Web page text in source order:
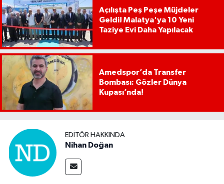
Açılışta Peş Peşe Müjdeler
Geldi! Malatya'ya 10 Yeni
Taziye Evi Daha Yapılacak
Amedspor’da Transfer
Bombası: Gözler Dünya
Kupası’nda!
EDITÖR HAKKINDA
Nihan Doğan